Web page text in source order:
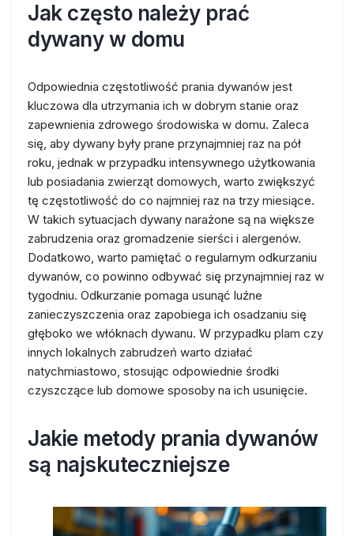
Jak często należy prać
dywany w domu
Odpowiednia częstotliwość prania dywanów jest
kluczowa dla utrzymania ich w dobrym stanie oraz
zapewnienia zdrowego środowiska w domu. Zaleca
się, aby dywany były prane przynajmniej raz na pół
roku, jednak w przypadku intensywnego użytkowania
lub posiadania zwierząt domowych, warto zwiększyć
tę częstotliwość do co najmniej raz na trzy miesiące.
W takich sytuacjach dywany narażone są na większe
zabrudzenia oraz gromadzenie sierści i alergenów.
Dodatkowo, warto pamiętać o regularnym odkurzaniu
dywanów, co powinno odbywać się przynajmniej raz w
tygodniu. Odkurzanie pomaga usunąć luźne
zanieczyszczenia oraz zapobiega ich osadzaniu się
głęboko we włóknach dywanu. W przypadku plam czy
innych lokalnych zabrudzeń warto działać
natychmiastowo, stosując odpowiednie środki
czyszczące lub domowe sposoby na ich usunięcie.
Jakie metody prania dywanów
są najskuteczniejsze